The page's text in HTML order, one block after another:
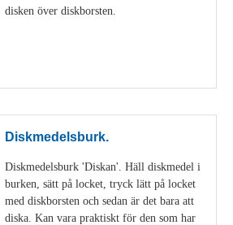
disken över diskborsten.
Diskmedelsburk.
Diskmedelsburk 'Diskan'. Häll diskmedel i
burken, sätt på locket, tryck lätt på locket
med diskborsten och sedan är det bara att
diska. Kan vara praktiskt för den som har